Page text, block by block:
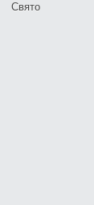
Свято